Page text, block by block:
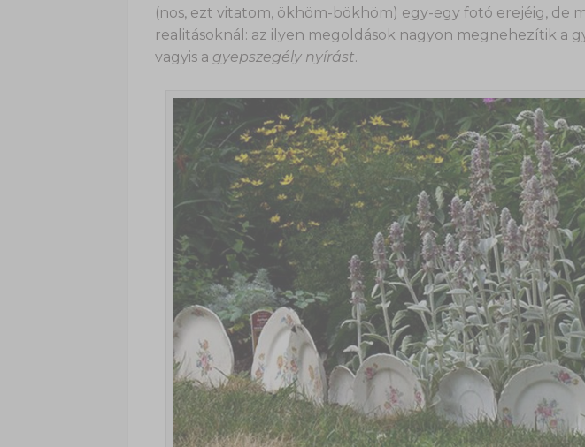
(nos, ezt vitatom, ökhöm-bökhöm) egy-egy fotó erejéig, de
realitásoknál: az ilyen megoldások nagyon megnehezítik a
vagyis a gyepszegély nyírást.